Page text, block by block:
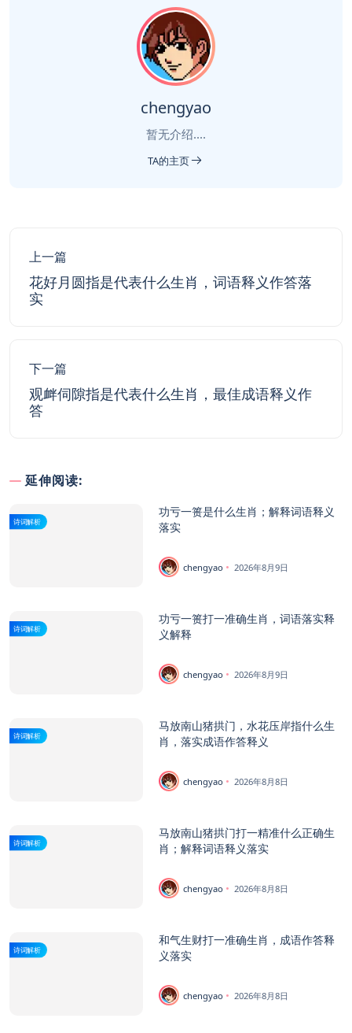
chengyao
暂无介绍....
TA的主页
上一篇
花好月圆指是代表什么生肖，词语释义作答落
实
下一篇
观衅伺隙指是代表什么生肖，最佳成语释义作
答
延伸阅读:
诗词解析
功亏一篑是什么生肖；解释词语释义
落实
chengyao 2026年8月9日
诗词解析
功亏一篑打一准确生肖，词语落实释
义解释
chengyao 2026年8月9日
诗词解析
马放南山猪拱门，水花压岸指什么生
肖，落实成语作答释义
chengyao 2026年8月8日
诗词解析
马放南山猪拱门打一精准什么正确生
肖；解释词语释义落实
chengyao 2026年8月8日
诗词解析
和气生财打一准确生肖，成语作答释
义落实
chengyao 2026年8月8日